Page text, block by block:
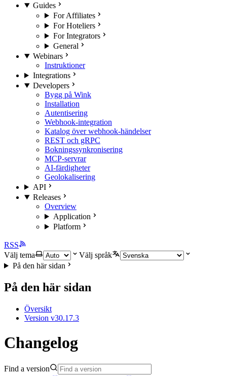
Guides
For Affiliates
For Hoteliers
For Integrators
General
Webinars
Instruktioner
Integrations
Developers
Bygg på Wink
Installation
Autentisering
Webhook-integration
Katalog över webhook-händelser
REST och gRPC
Bokningssynkronisering
MCP-servrar
AI-färdigheter
Geolokalisering
API
Releases
Overview
Application
Platform
RSS
Välj tema
Välj språk
På den här sidan
På den här sidan
Översikt
Version v30.17.3
Changelog
Find a version